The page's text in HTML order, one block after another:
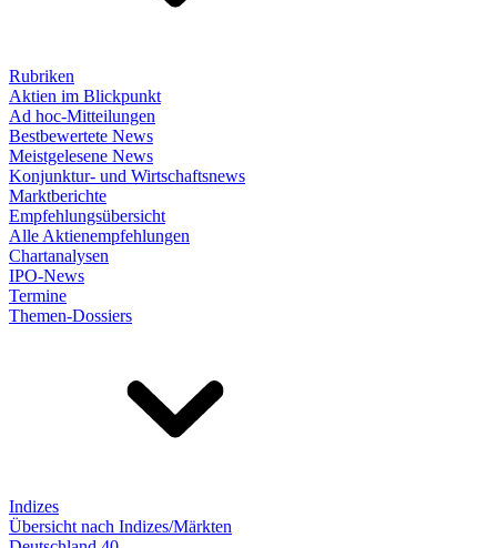
Rubriken
Aktien im Blickpunkt
Ad hoc-Mitteilungen
Bestbewertete News
Meistgelesene News
Konjunktur- und Wirtschaftsnews
Marktberichte
Empfehlungsübersicht
Alle Aktienempfehlungen
Chartanalysen
IPO-News
Termine
Themen-Dossiers
Indizes
Übersicht nach Indizes/Märkten